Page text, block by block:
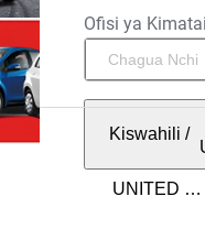
Ofisi ya
Kiswahili /